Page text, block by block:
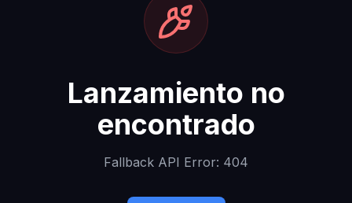
Lanzamiento no
encontrado
Fallback API Error: 404